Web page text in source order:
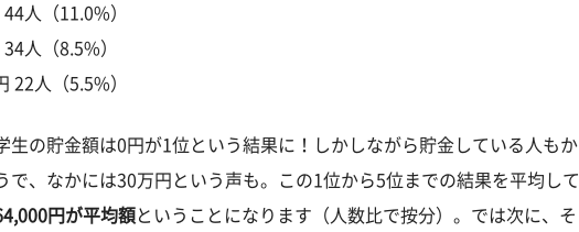
人（11.0%）
人（8.5%）
22人（5.5%）
生の貯金額は0円が1位という結果に！しかしながら貯金している人もか
で、なかには30万円という声も。この1位から5位までの結果を平均して
円が平均額ということになります（人数比で按分）。では次に、そ